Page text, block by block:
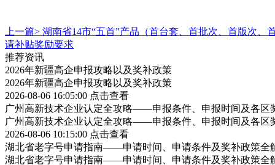
上一篇> 湖南省14市“五首”产品（首台套、首批次、首版次、
请补贴奖励要求
推荐资讯
2026年新疆高企申报攻略以及奖补政策
2026年新疆高企申报攻略以及奖补政策
2026-08-06 16:05:00 点击查看
广州高新技术企业认定全攻略——申报条件、申报时间及各区
广州高新技术企业认定全攻略——申报条件、申报时间及各区
2026-08-06 10:15:00 点击查看
湖北省老字号申请指南——申请时间、申请条件及奖补政策全
湖北省老字号申请指南——申请时间、申请条件及奖补政策全